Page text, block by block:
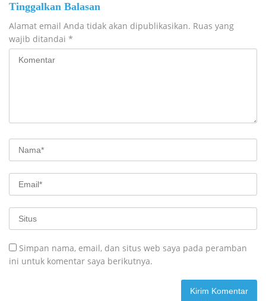
Tinggalkan Balasan
Alamat email Anda tidak akan dipublikasikan. Ruas yang
wajib ditandai *
Simpan nama, email, dan situs web saya pada peramban
ini untuk komentar saya berikutnya.